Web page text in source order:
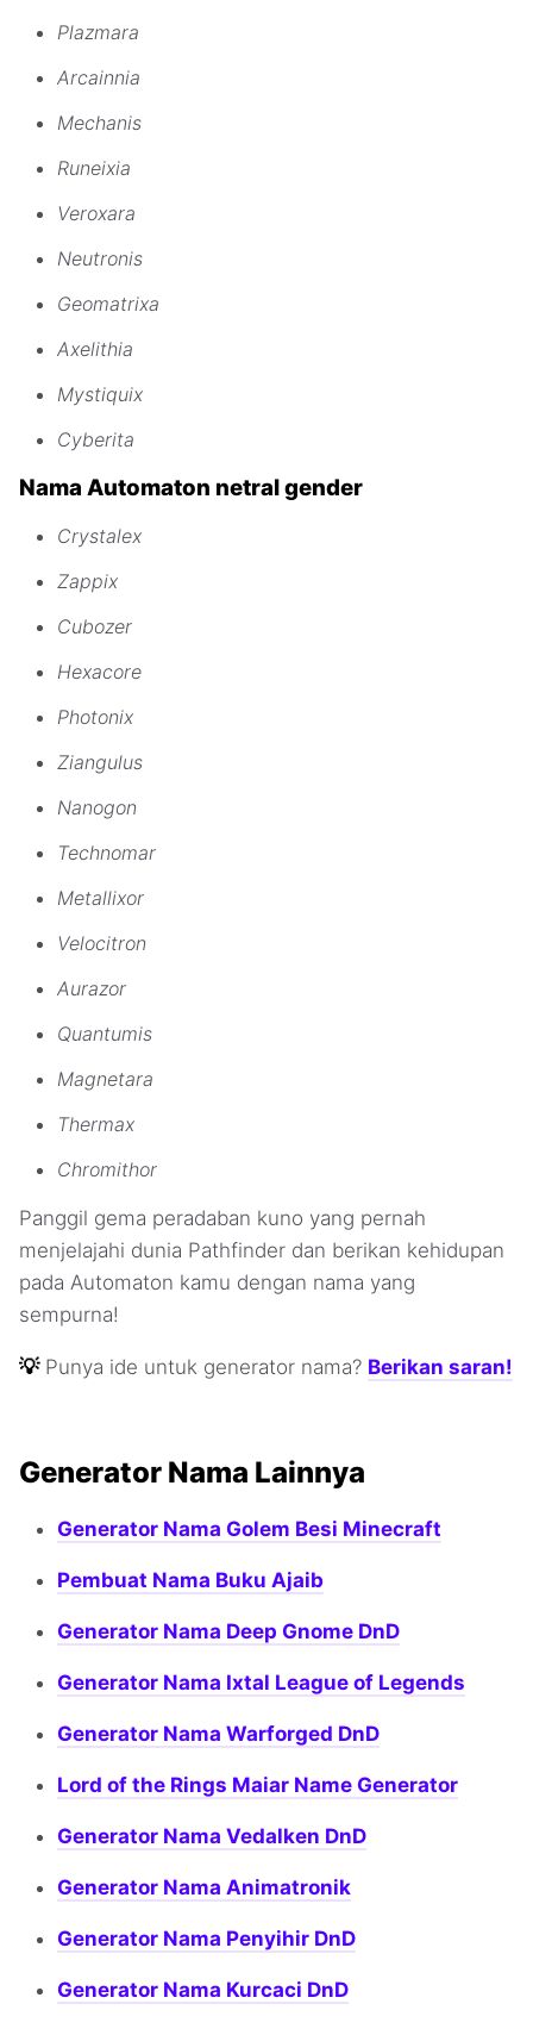
Plazmara
Arcainnia
Mechanis
Runeixia
Veroxara
Neutronis
Geomatrixa
Axelithia
Mystiquix
Cyberita
Nama Automaton netral gender
Crystalex
Zappix
Cubozer
Hexacore
Photonix
Ziangulus
Nanogon
Technomar
Metallixor
Velocitron
Aurazor
Quantumis
Magnetara
Thermax
Chromithor
Panggil gema peradaban kuno yang pernah
menjelajahi dunia Pathfinder dan berikan kehidupan
pada Automaton kamu dengan nama yang
sempurna!
💡 Punya ide untuk generator nama? Berikan saran!
Generator Nama Lainnya
Generator Nama Golem Besi Minecraft
Pembuat Nama Buku Ajaib
Generator Nama Deep Gnome DnD
Generator Nama Ixtal League of Legends
Generator Nama Warforged DnD
Lord of the Rings Maiar Name Generator
Generator Nama Vedalken DnD
Generator Nama Animatronik
Generator Nama Penyihir DnD
Generator Nama Kurcaci DnD